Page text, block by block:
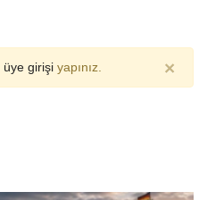
üye girişi yapınız. ×